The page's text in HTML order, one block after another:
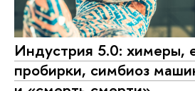
Индустрия 5.0: химеры,
пробирки, симбиоз